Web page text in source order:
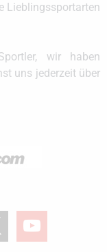
Lieblingssportarten
wir haben
uns jederzeit über
youtube